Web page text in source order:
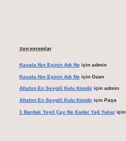
Son yorumlar
Kavala Nın Eşinin Adı Neiçin admin
Kavala Nın Eşinin Adı Neiçin Ozan
Allahın En Sevgili Kulu Kimdiriçin admin
Allahın En Sevgili Kulu Kimdiriçin Paşa
1 Bardak Yeşil Çay Ne Kadar Yağ Yakariçin